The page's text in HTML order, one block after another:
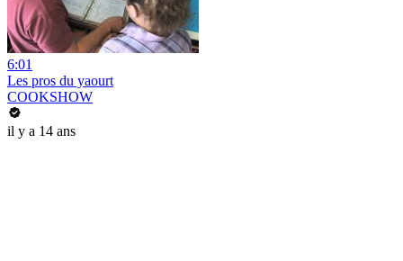
6:01
Les pros du yaourt
COOKSHOW
il y a 14 ans